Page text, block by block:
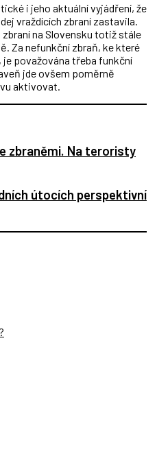
i jeho aktuální vyjádření, že
vraždících zbraní zastavila.
na Slovensku totiž stále
Za nefunkční zbraň, ke které
, je považována třeba funkční
jde ovšem poměrně
aktivovat.
zbraněmi. Na teroristy
útocích perspektivní